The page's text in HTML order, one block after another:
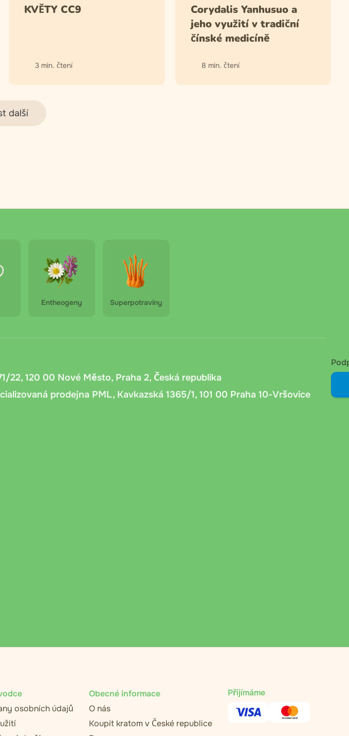
KVĚTY CC9
3 min. čtení
Corydalis Yanhusuo a
jeho využití v tradiční
čínské medicíně
8 min. čtení
další
Entheogeny Superpotraviny
22, 120 00 Nové Město, Praha 2, Česká republika
prodejna PML, Kavkazská 1365/1, 101 00 Praha 10-Vršovice
osobních údajů
Obecné informace
O nás
Koupit kratom v České republice
Přijímáme